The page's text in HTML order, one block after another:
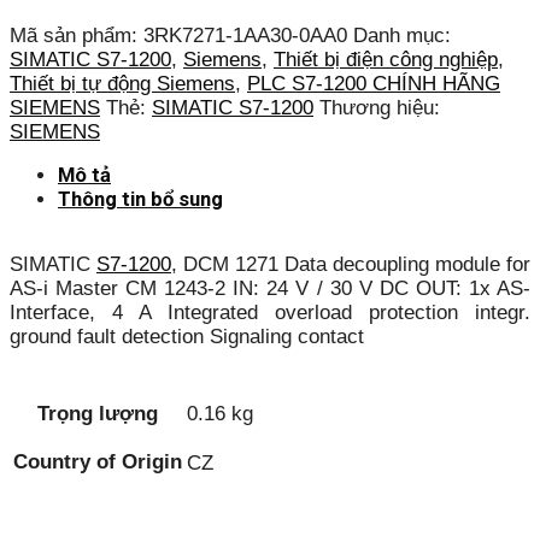
Mã sản phẩm: 3RK7271-1AA30-0AA0 Danh mục:
SIMATIC S7-1200, Siemens, Thiết bị điện công nghiệp,
Thiết bị tự động Siemens, PLC S7-1200 CHÍNH HÃNG
SIEMENS Thẻ: SIMATIC S7-1200 Thương hiệu:
SIEMENS
Mô tả
Thông tin bổ sung
SIMATIC S7-1200, DCM 1271 Data decoupling module for
AS-i Master CM 1243-2 IN: 24 V / 30 V DC OUT: 1x AS-
Interface, 4 A Integrated overload protection integr.
ground fault detection Signaling contact
Trọng lượng 0.16 kg
Country of Origin CZ